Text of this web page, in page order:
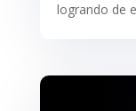
logrando de